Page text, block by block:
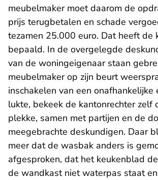
meubelmaker moet daarom de
prijs terugbetalen en schade
tezamen 25.000 euro. Dat heeft de
bepaald. In de overgelegde
van de woningeigenaar staan
meubelmaker op zijn beurt
inschakelen van een onafhankelijke
lukte, bekeek de kantonrechter zelf
plekke, samen met partijen en de
meegebrachte deskundigen. Daar
meer dat de wasbak anders is
afgesproken, dat het keukenblad
de wandkast niet waterpas staat